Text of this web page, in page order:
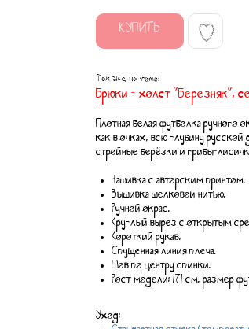
КУПИТЬ
Так же на фото:
Брюки - холст "Березняк",
Плотная белая футболка ручного
как в очках, всю глубину
стройные берёзки и грибы-
Нашивка с авторским принтом.
Вышивка шелковой нитью.
Ручной окрас.
Круглый вырез с открытым
Короткий рукав.
Спущенная линия плеча.
Шов по центру спинки.
Рост модели: 171 см, размер
Уход: